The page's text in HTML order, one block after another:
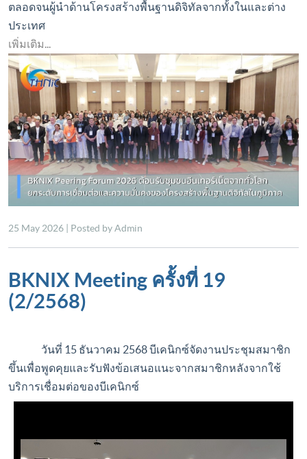
ตลอดจนผู้นำด้านโครงสร้างพื้นฐานดิจิทัลจากทั้งในและต่าง
ประเทศ
เพิ่มเติม...
25 May 2026 | Posted by Admin
BKNIX Meeting ครั้งที่ 19
(2/2568)
วันที่ 15 ธันวาคม 2568 บีเคนิกซ์จัดงานประชุมสมาชิก
ขึ้นเพื่อพูดคุยและรับฟังข้อเสนอแนะจากสมาชิกหลังจากใช้
บริการเชื่อมต่อของบีเคนิกซ์